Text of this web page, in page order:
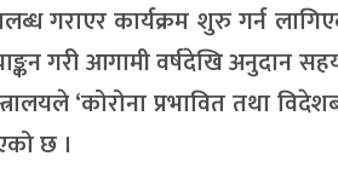
गराएर कार्यक्रम शुरु गर्न
गरी आगामी वर्षदेखि अनुदान
‘कोरोना प्रभावित तथा
छ ।